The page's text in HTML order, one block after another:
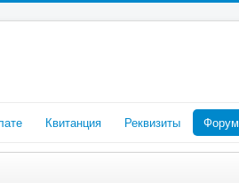
Квитанция Реквизиты Форум